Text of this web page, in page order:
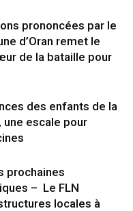
prononcées par le
d’Oran remet le
de la bataille pour
des enfants de la
une escale pour
prochaines
– Le FLN
locales à